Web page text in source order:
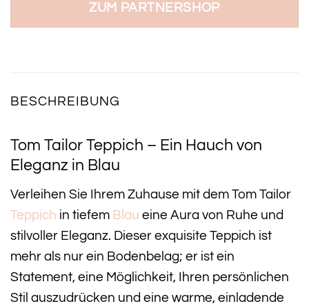
ZUM PARTNERSHOP
BESCHREIBUNG
Tom Tailor Teppich – Ein Hauch von
Eleganz in Blau
Verleihen Sie Ihrem Zuhause mit dem Tom Tailor
Teppich in tiefem Blau eine Aura von Ruhe und
stilvoller Eleganz. Dieser exquisite Teppich ist
mehr als nur ein Bodenbelag; er ist ein
Statement, eine Möglichkeit, Ihren persönlichen
Stil auszudrücken und eine warme, einladende